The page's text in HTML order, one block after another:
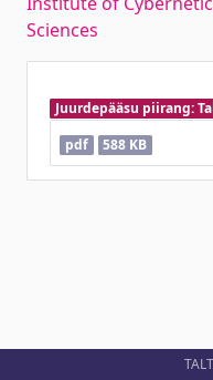
Sciences
Juurdepääsu piirang:
pdf
588 KB